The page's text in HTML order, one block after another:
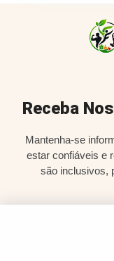
Receba
Mantenha-se
estar confiáveis e
são inclusivos,